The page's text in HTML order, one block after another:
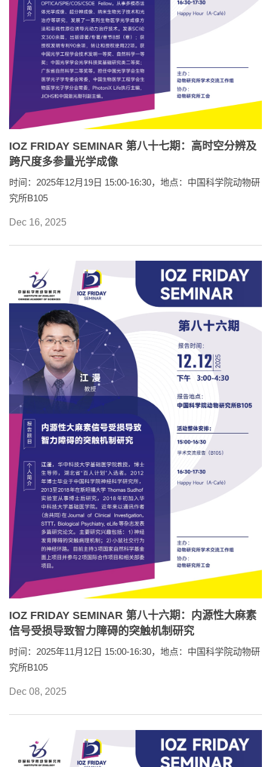
IOZ FRIDAY SEMINAR 第八十七期：高时空分辨及
跨尺度多参量光学成像
时间：2025年12月19日 15:00-16:30，地点：中国科学院动物研
究所B105
Dec 16, 2025
IOZ FRIDAY SEMINAR 第八十六期：内源性大麻素
信号受损导致智力障碍的突触机制研究
时间：2025年11月12日 15:00-16:30，地点：中国科学院动物研
究所B105
Dec 08, 2025